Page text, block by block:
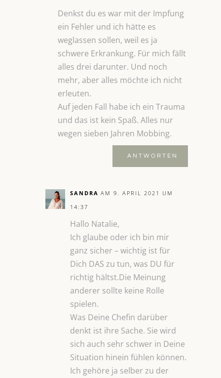
Denkst du es war mit der Impfung
ein Fehler und ich hätte es
weglassen sollen, weil es ja
schwere Erkrankung. Für mich fällt
alles drei darunter. Und noch
mehr, aber alles möchte ich nicht
erleuten.
Auf jeden Fall habe ich ein Trauma
und das ist kein Spaß. Alles nur
wegen sieben Jahren Mobbing.
ANTWORTEN
SANDRA AM 9. APRIL 2021 UM
14:37
Hallo Natalie,
Ich glaube oder ich bin mir
ganz sicher – wichtig ist für
Dich DAS zu tun, was DU für
richtig hältst.Die Meinung
anderer sollte keine Rolle
spielen.
Was Deine Chefin darüber
denkt ist ihre Sache. Sie wird
sich auch sehr schwer in Deine
Situation hinein fühlen können.
Ich gehöre ja selber zu der